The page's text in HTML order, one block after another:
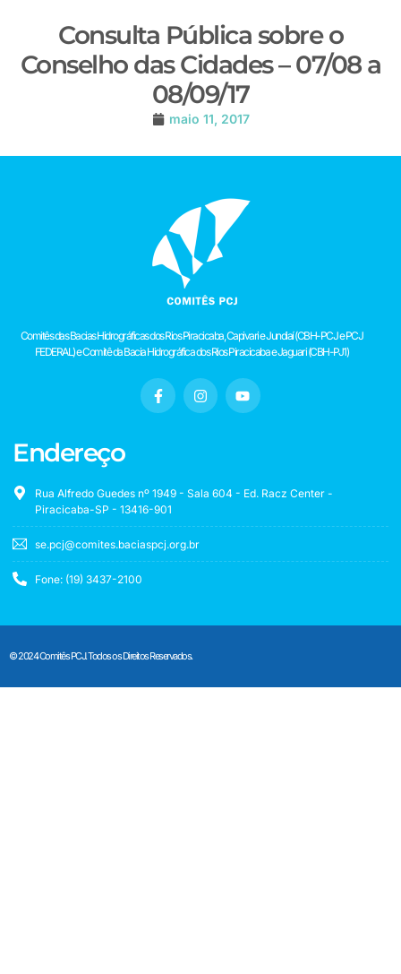
Consulta Pública sobre o
Conselho das Cidades – 07/08 a
08/09/17
maio 11, 2017
Comitês das Bacias Hidrográficas dos Rios Piracicaba, Capivari e Jundiaí (CBH-PCJ e PCJ
FEDERAL) e Comitê da Bacia Hidrográfica dos Rios Piracicaba e Jaguari (CBH-PJ1)
Endereço
Rua Alfredo Guedes nº 1949 - Sala 604 - Ed. Racz Center -
Piracicaba-SP - 13416-901
se.pcj@comites.baciaspcj.org.br
Fone: (19) 3437-2100
© 2024 Comitês PCJ. Todos os Direitos Reservados.